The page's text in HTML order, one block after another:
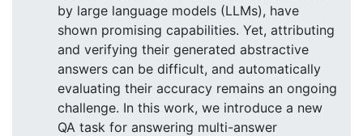
by large language models (LLMs), have
shown promising capabilities. Yet, attributing
and verifying their generated abstractive
answers can be difficult, and automatically
evaluating their accuracy remains an ongoing
challenge. In this work, we introduce a new
QA task for answering multi-answer